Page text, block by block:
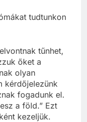
tudtunkon
tűnhet,
őket a
olyan
kérdőjelezünk
fogadunk el.
a föld.” Ezt
kezeljük.